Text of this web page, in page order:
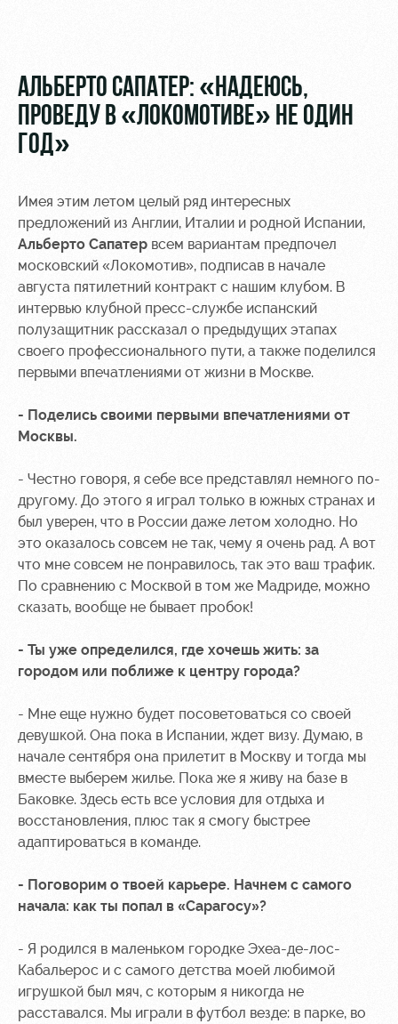
МГН
РЖД
Арена
Организация
Аренда
полей
Аренда
Ледовый
дворец
Занятия
спортом
Локо
Старт
Локо-Лето
Академия
Как
поступить
Контакты
Информация
для
болельщиков
Банковская
карта
«Локомотив»
Заставки
Карта
Программа
лояльности
Информация
болельщиков
МГН
АЛЬБЕРТО САПАТЕР: «НАДЕЮСЬ,
ПРОВЕДУ В «ЛОКОМОТИВЕ» НЕ ОДИН
ГОД»
Имея этим летом целый ряд интересных
предложений из Англии, Италии и родной Испании,
Альберто Сапатер всем вариантам предпочел
московский «Локомотив», подписав в начале
августа пятилетний контракт с нашим клубом. В
интервью клубной пресс-службе испанский
полузащитник рассказал о предыдущих этапах
своего профессионального пути, а также поделился
первыми впечатлениями от жизни в Москве.
- Поделись своими первыми впечатлениями от
Москвы.
- Честно говоря, я себе все представлял немного по-
другому. До этого я играл только в южных странах и
был уверен, что в России даже летом холодно. Но
это оказалось совсем не так, чему я очень рад. А вот
что мне совсем не понравилось, так это ваш трафик.
По сравнению с Москвой в том же Мадриде, можно
сказать, вообще не бывает пробок!
- Ты уже определился, где хочешь жить: за
городом или поближе к центру города?
- Мне еще нужно будет посоветоваться со своей
девушкой. Она пока в Испании, ждет визу. Думаю, в
начале сентября она прилетит в Москву и тогда мы
вместе выберем жилье. Пока же я живу на базе в
Баковке. Здесь есть все условия для отдыха и
восстановления, плюс так я смогу быстрее
адаптироваться в команде.
- Поговорим о твоей карьере. Начнем с самого
начала: как ты попал в «Сарагосу»?
- Я родился в маленьком городке Эхеа-де-лос-
Кабальерос и с самого детства моей любимой
игрушкой был мяч, с которым я никогда не
расставался. Мы играли в футбол везде: в парке, во